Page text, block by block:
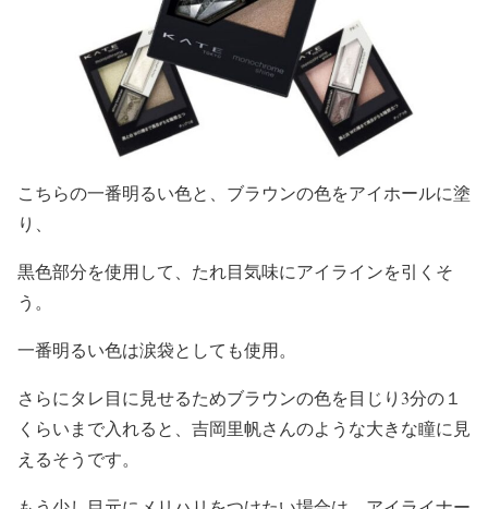
こちらの一番明るい色と、ブラウンの色をアイホールに塗
り、
黒色部分を使用して、たれ目気味にアイラインを引く そ
う。
一番明るい色は涙袋としても使用。
さらにタレ目に見せるためブラウンの色を目じり3分の１
くらいまで入れると、吉岡里帆さんのような大きな瞳に見
えるそうです。